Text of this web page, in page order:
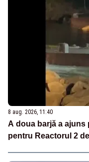
8 aug. 2026, 11:40
A doua barjă a ajuns
pentru Reactorul 2